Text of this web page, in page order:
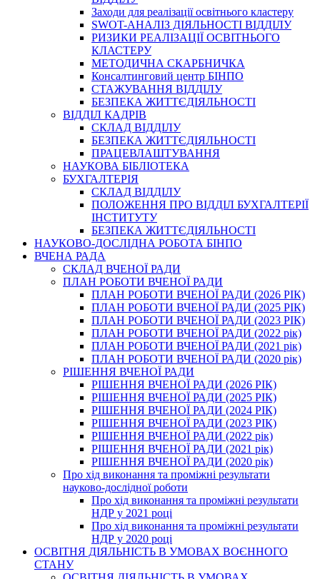
Заходи для реалізації освітнього кластеру
SWOT-АНАЛІЗ ДІЯЛЬНОСТІ ВІДДІЛУ
РИЗИКИ РЕАЛІЗАЦІЇ ОСВІТНЬОГО
КЛАСТЕРУ
МЕТОДИЧНА СКАРБНИЧКА
Консалтинговий центр БІНПО
СТАЖУВАННЯ ВІДДІЛУ
БЕЗПЕКА ЖИТТЄДІЯЛЬНОСТІ
ВІДДІЛ КАДРІВ
СКЛАД ВІДДІЛУ
БЕЗПЕКА ЖИТТЄДІЯЛЬНОСТІ
ПРАЦЕВЛАШТУВАННЯ
НАУКОВА БІБЛІОТЕКА
БУХГАЛТЕРІЯ
СКЛАД ВІДДІЛУ
ПОЛОЖЕННЯ ПРО ВІДДІЛ БУХГАЛТЕРІЇ
ІНСТИТУТУ
БЕЗПЕКА ЖИТТЄДІЯЛЬНОСТІ
НАУКОВО-ДОСЛІДНА РОБОТА БІНПО
ВЧЕНА РАДА
СКЛАД ВЧЕНОЇ РАДИ
ПЛАН РОБОТИ ВЧЕНОЇ РАДИ
ПЛАН РОБОТИ ВЧЕНОЇ РАДИ (2026 РІК)
ПЛАН РОБОТИ ВЧЕНОЇ РАДИ (2025 РІК)
ПЛАН РОБОТИ ВЧЕНОЇ РАДИ (2023 РІК)
ПЛАН РОБОТИ ВЧЕНОЇ РАДИ (2022 рік)
ПЛАН РОБОТИ ВЧЕНОЇ РАДИ (2021 рік)
ПЛАН РОБОТИ ВЧЕНОЇ РАДИ (2020 рік)
РІШЕННЯ ВЧЕНОЇ РАДИ
РІШЕННЯ ВЧЕНОЇ РАДИ (2026 РІК)
РІШЕННЯ ВЧЕНОЇ РАДИ (2025 РІК)
РІШЕННЯ ВЧЕНОЇ РАДИ (2024 РІК)
РІШЕННЯ ВЧЕНОЇ РАДИ (2023 РІК)
РІШЕННЯ ВЧЕНОЇ РАДИ (2022 рік)
РІШЕННЯ ВЧЕНОЇ РАДИ (2021 рік)
РІШЕННЯ ВЧЕНОЇ РАДИ (2020 рік)
Про хід виконання та проміжні результати
науково-дослідної роботи
Про хід виконання та проміжні результати
НДР у 2021 році
Про хід виконання та проміжні результати
НДР у 2020 році
ОСВІТНЯ ДІЯЛЬНІСТЬ В УМОВАХ ВОЄННОГО
СТАНУ